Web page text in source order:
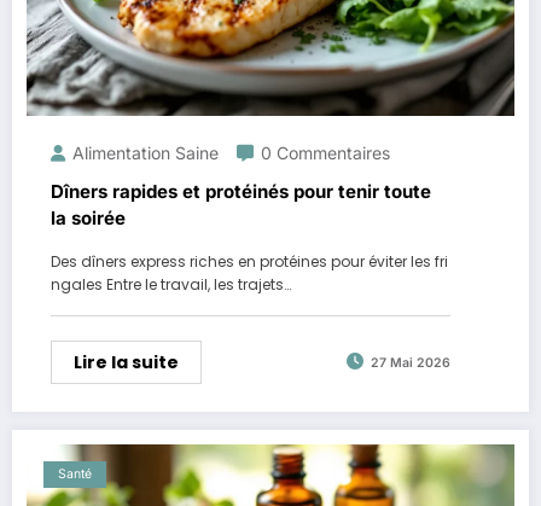
Alimentation Saine 0 Commentaires
Dîners rapides et protéinés pour tenir toute
la soirée
Des dîners express riches en protéines pour éviter les fri
ngales Entre le travail, les trajets…
Lire la suite 27 Mai 2026
Santé